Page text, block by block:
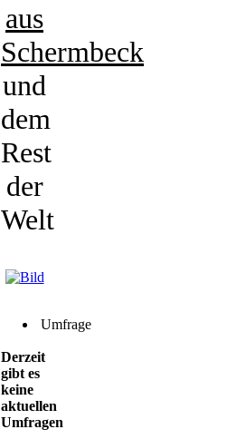
aus
Schermbeck
und
dem
Rest
der
Welt
Umfrage
Derzeit
gibt es
keine
aktuellen
Umfragen